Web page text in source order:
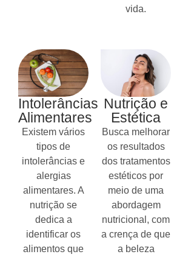
vida.
Intolerâncias
Alimentares
Existem vários
tipos de
intolerâncias e
alergias
alimentares. A
nutrição se
dedica a
identificar os
alimentos que
Nutrição e
Estética
Busca melhorar
os resultados
dos tratamentos
estéticos por
meio de uma
abordagem
nutricional, com
a crença de que
a beleza